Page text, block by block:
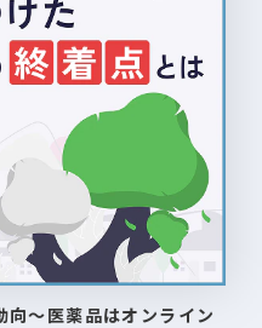
〜医薬品はオンライン